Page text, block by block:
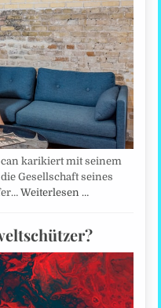
karikiert mit seinem
Gesellschaft seines
Weiterlesen …